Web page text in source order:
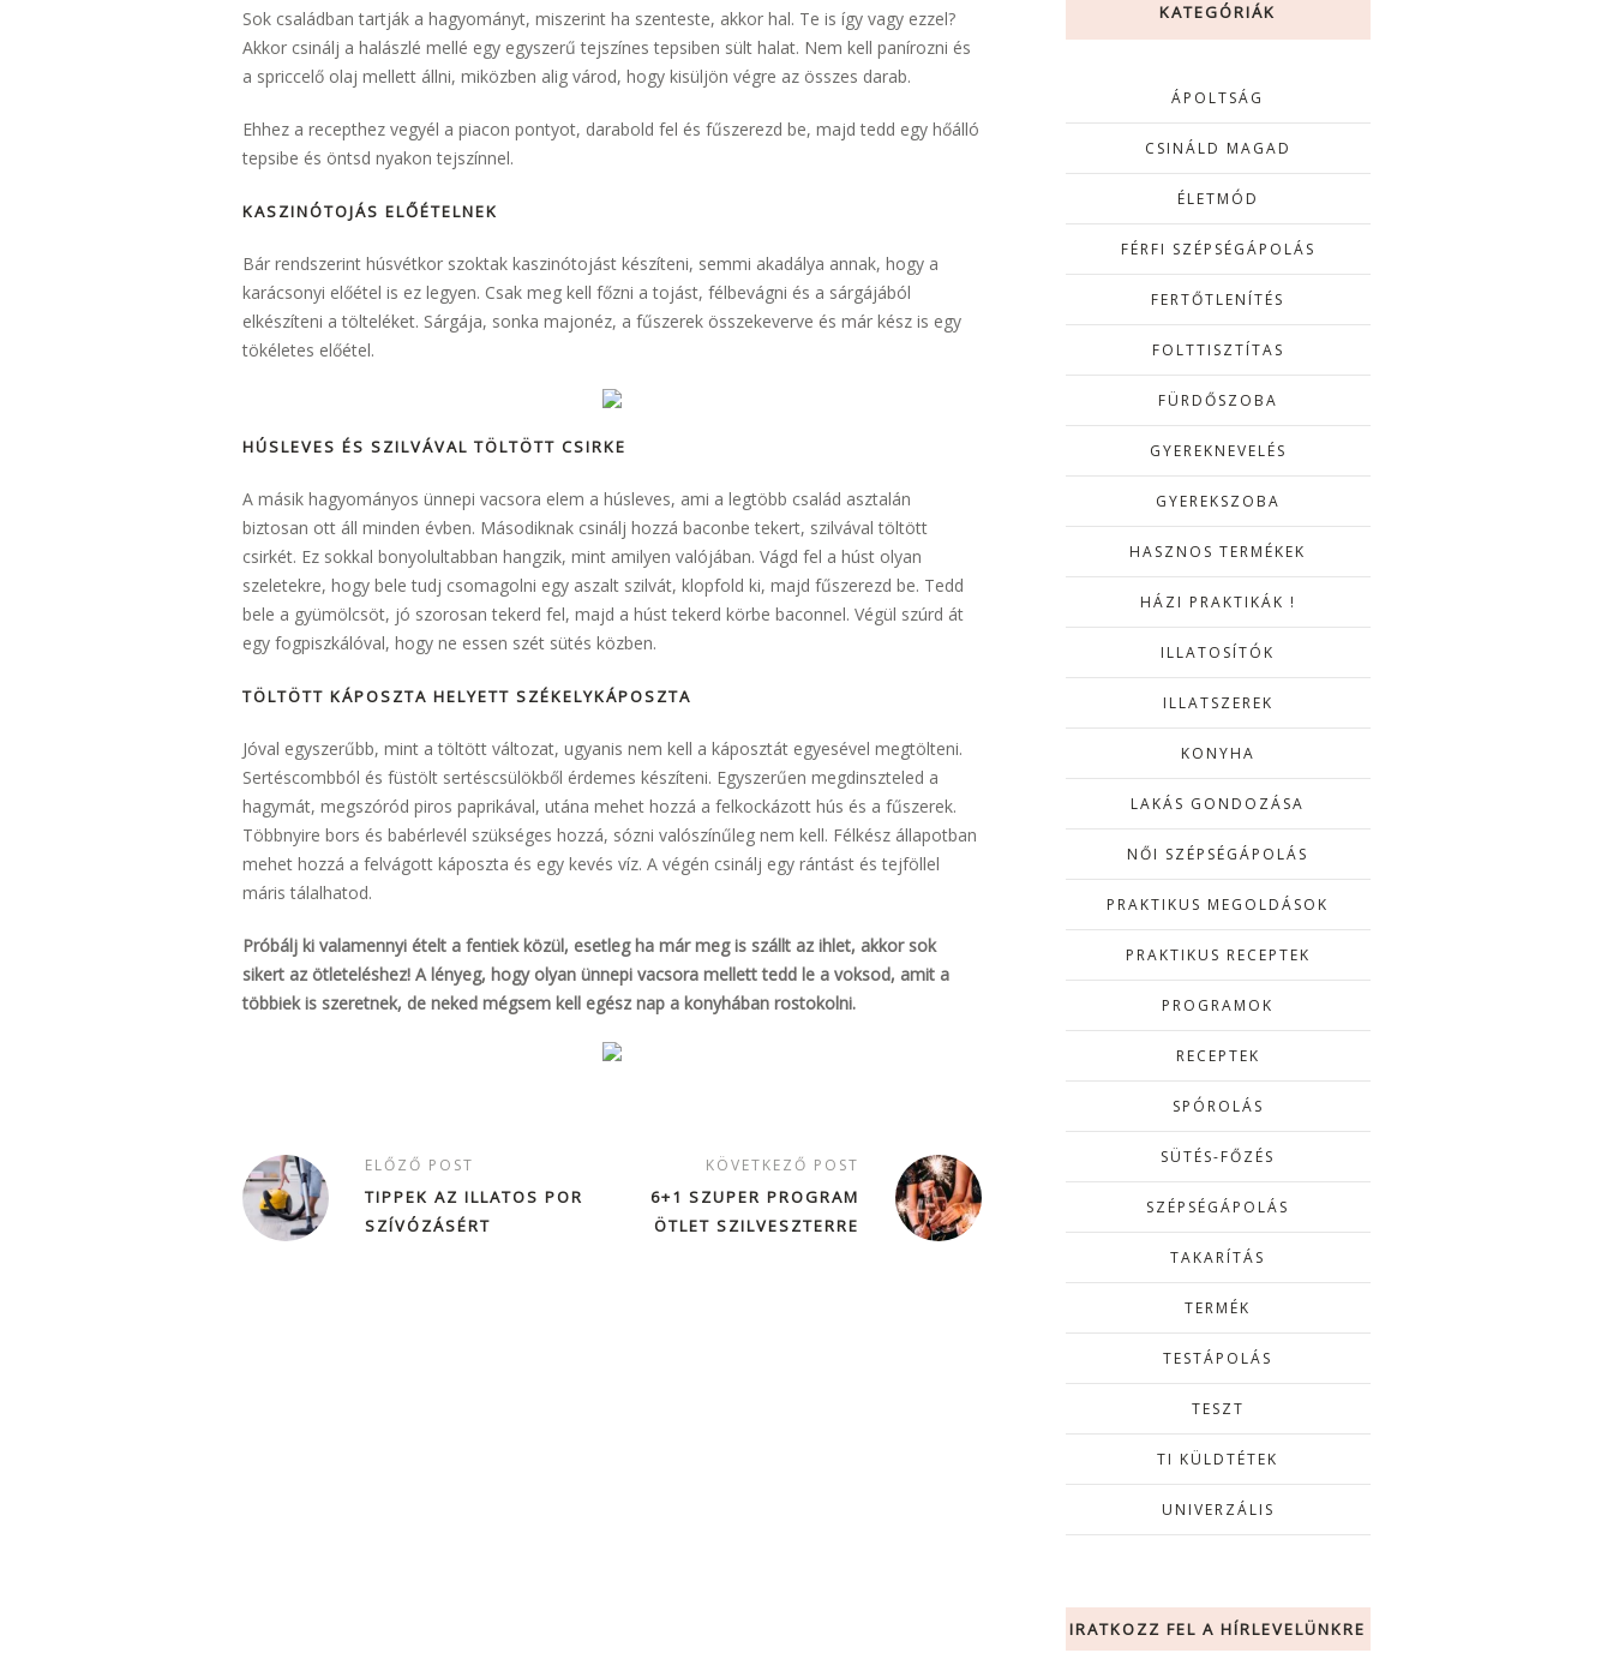
Sok családban tartják a hagyományt, miszerint ha szenteste, akkor hal. Te is így vagy ezzel?
Akkor csinálj a halászlé mellé egy egyszerű tejszínes tepsiben sült halat. Nem kell panírozni és
a spriccelő olaj mellett állni, miközben alig várod, hogy kisüljön végre az összes darab.
Ehhez a recepthez vegyél a piacon pontyot, darabold fel és fűszerezd be, majd tedd egy hőálló
tepsibe és öntsd nyakon tejszínnel.
KASZINÓTOJÁS ELŐÉTELNEK
Bár rendszerint húsvétkor szoktak kaszinótojást készíteni, semmi akadálya annak, hogy a
karácsonyi előétel is ez legyen. Csak meg kell főzni a tojást, félbevágni és a sárgájából
elkészíteni a tölteléket. Sárgája, sonka majonéz, a fűszerek összekeverve és már kész is egy
tökéletes előétel.
HÚSLEVES ÉS SZILVÁVAL TÖLTÖTT CSIRKE
A másik hagyományos ünnepi vacsora elem a húsleves, ami a legtöbb család asztalán
biztosan ott áll minden évben. Másodiknak csinálj hozzá baconbe tekert, szilvával töltött
csirkét. Ez sokkal bonyolultabban hangzik, mint amilyen valójában. Vágd fel a húst olyan
szeletekre, hogy bele tudj csomagolni egy aszalt szilvát, klopfold ki, majd fűszerezd be. Tedd
bele a gyümölcsöt, jó szorosan tekerd fel, majd a húst tekerd körbe baconnel. Végül szúrd át
egy fogpiszkálóval, hogy ne essen szét sütés közben.
TÖLTÖTT KÁPOSZTA HELYETT SZÉKELYKÁPOSZTA
Jóval egyszerűbb, mint a töltött változat, ugyanis nem kell a káposztát egyesével megtölteni.
Sertéscombból és füstölt sertéscsülökből érdemes készíteni. Egyszerűen megdinszteled a
hagymát, megszóród piros paprikával, utána mehet hozzá a felkockázott hús és a fűszerek.
Többnyire bors és babérlevél szükséges hozzá, sózni valószínűleg nem kell. Félkész állapotban
mehet hozzá a felvágott káposzta és egy kevés víz. A végén csinálj egy rántást és tejföllel
máris tálalhatod.
Próbálj ki valamennyi ételt a fentiek közül, esetleg ha már meg is szállt az ihlet, akkor sok
sikert az ötleteléshez! A lényeg, hogy olyan ünnepi vacsora mellett tedd le a voksod, amit a
többiek is szeretnek, de neked mégsem kell egész nap a konyhában rostokolni.
ELŐZŐ POST
TIPPEK AZ ILLATOS POR
SZÍVÓZÁSÉRT
KÖVETKEZŐ POST
6+1 SZUPER PROGRAM
ÖTLET SZILVESZTERRE
KATEGÓRIÁK
ÁPOLTSÁG
CSINÁLD MAGAD
ÉLETMÓD
FÉRFI SZÉPSÉGÁPOLÁS
FERTŐTLENÍTÉS
FOLTTISZTÍTAS
FÜRDŐSZOBA
GYEREKNEVELÉS
GYEREKSZOBA
HASZNOS TERMÉKEK
HÁZI PRAKTIKÁK !
ILLATOSÍTÓK
ILLATSZEREK
KONYHA
LAKÁS GONDOZÁSA
NŐI SZÉPSÉGÁPOLÁS
PRAKTIKUS MEGOLDÁSOK
PRAKTIKUS RECEPTEK
PROGRAMOK
RECEPTEK
SPÓROLÁS
SÜTÉS-FŐZÉS
SZÉPSÉGÁPOLÁS
TAKARÍTÁS
TERMÉK
TESTÁPOLÁS
TESZT
TI KÜLDTÉTEK
UNIVERZÁLIS
IRATKOZZ FEL A HÍRLEVELÜNKRE